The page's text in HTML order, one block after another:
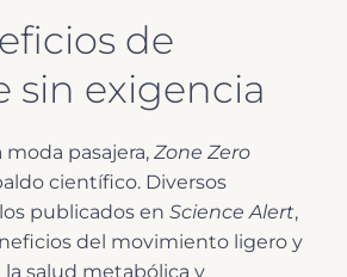
de
sin exigencia
moda pasajera, Zone Zero
científico. Diversos
publicados en Science Alert,
del movimiento ligero y
salud metabólica y